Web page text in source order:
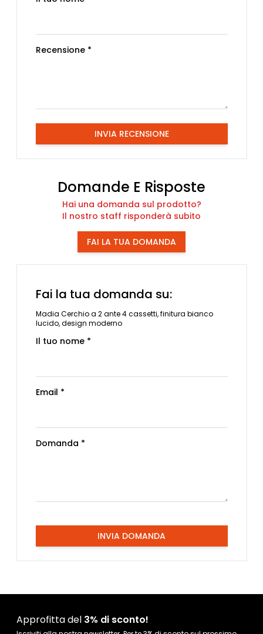
Recensione *
INVIA RECENSIONE
Domande E Risposte
Hai una domanda sul prodotto?
Il nostro staff risponderà subito
FAI LA TUA DOMANDA
Fai la tua domanda su:
Madia Cerchio a 2 ante 4 cassetti, finitura bianco
lucido, design moderno
Il tuo nome *
Email *
Domanda *
INVIA DOMANDA
Approfitta del 3% di sconto!